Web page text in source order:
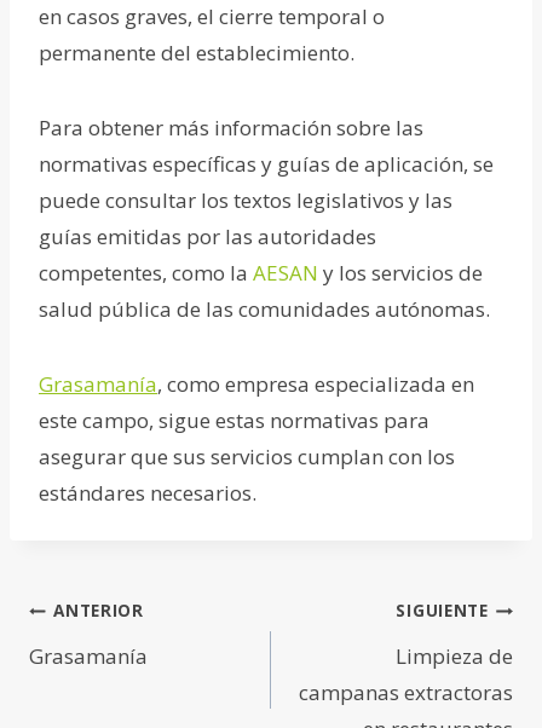
en casos graves, el cierre temporal o
permanente del establecimiento.
Para obtener más información sobre las
normativas específicas y guías de aplicación, se
puede consultar los textos legislativos y las
guías emitidas por las autoridades
competentes, como la AESAN y los servicios de
salud pública de las comunidades autónomas.
Grasamanía, como empresa especializada en
este campo, sigue estas normativas para
asegurar que sus servicios cumplan con los
estándares necesarios​.
Navegación
de
ANTERIOR
Grasamanía
SIGUIENTE
Limpieza de
campanas extractoras